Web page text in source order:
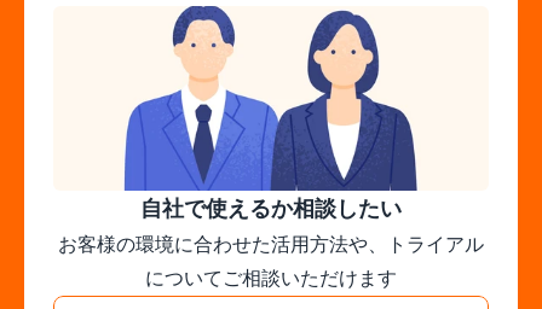
自社で使えるか相談したい
お客様の環境に合わせた活用方法や、トライアル
についてご相談いただけます